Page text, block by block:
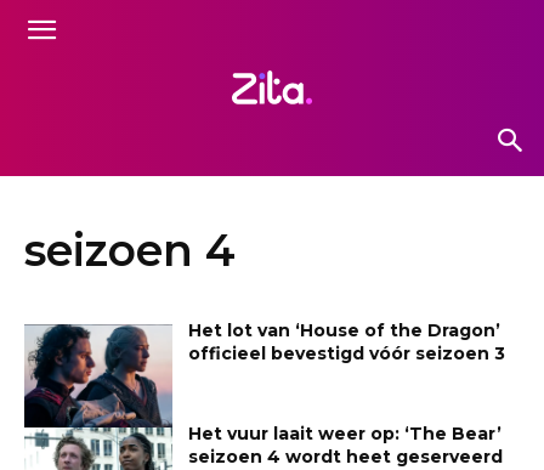
seizoen 4
Het lot van ‘House of the Dragon’
officieel bevestigd vóór seizoen 3
Het vuur laait weer op: ‘The Bear’
seizoen 4 wordt heet geserveerd